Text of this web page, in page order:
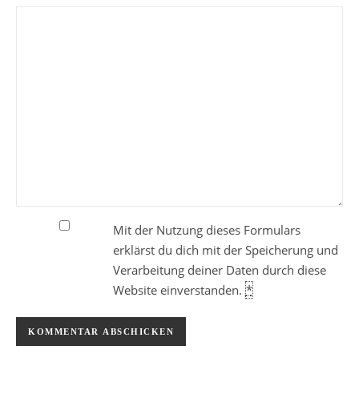
Mit der Nutzung dieses Formulars
erklärst du dich mit der Speicherung und
Verarbeitung deiner Daten durch diese
Website einverstanden. *